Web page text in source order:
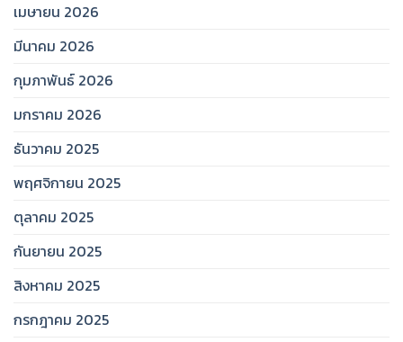
เมษายน 2026
มีนาคม 2026
กุมภาพันธ์ 2026
มกราคม 2026
ธันวาคม 2025
พฤศจิกายน 2025
ตุลาคม 2025
กันยายน 2025
สิงหาคม 2025
กรกฎาคม 2025